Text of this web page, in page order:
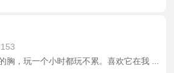
胸，玩一个小时都玩不累。喜欢它在我 ...